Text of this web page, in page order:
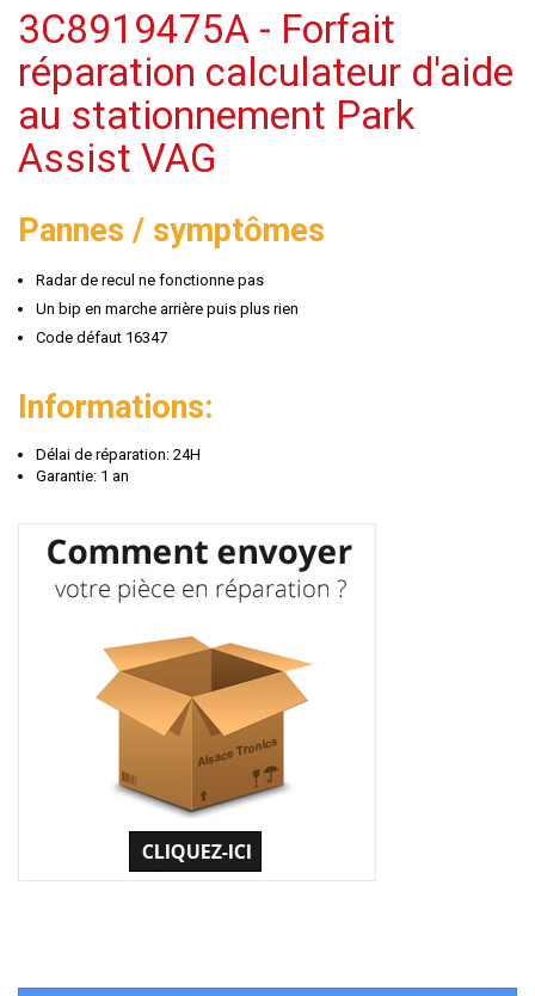
3C8919475A - Forfait
réparation calculateur d'aide
au stationnement Park
Assist VAG
Pannes / symptômes
Radar de recul ne fonctionne pas
Un bip en marche arrière puis plus rien
Code défaut 16347
Informations:
Délai de réparation: 24H
Garantie: 1 an